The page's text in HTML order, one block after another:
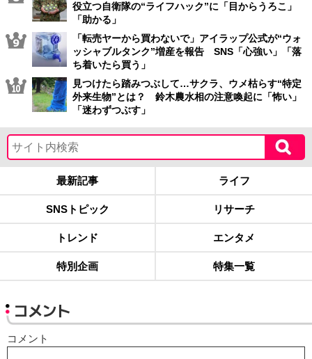
役立つ自衛隊の“ライフハック”に「目からうろこ」
「助かる」
「転売ヤーから買わないで」アイラップ公式が“ウォ
ッシャブルタンク”増産を報告 SNS「心強い」「落
ち着いたら買う」
見つけたら踏みつぶして…サクラ、ウメ枯らす“特定
外来生物”とは？ 鈴木農水相の注意喚起に「怖い」
「迷わずつぶす」
最新記事 ライフ
SNSトピック リサーチ
トレンド エンタメ
特別企画 特集一覧
コメント
コメント